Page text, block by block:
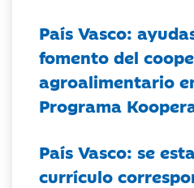
País Vasco:
fomento del
agroalimentario
Programa
País Vasco: se
currículo